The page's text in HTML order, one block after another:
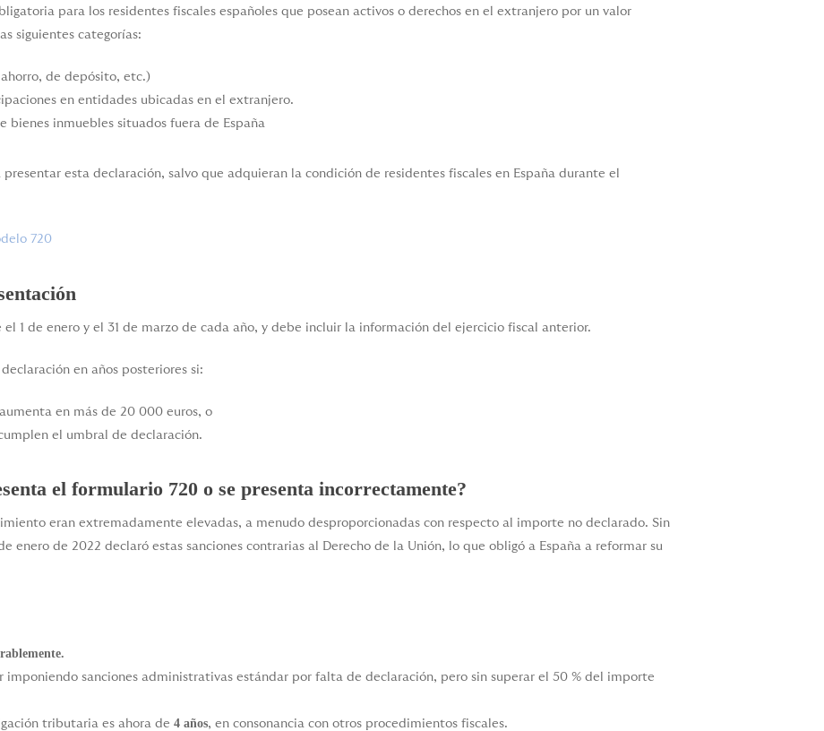
para los residentes fiscales españoles que posean activos o derechos en el extranjero por un valor
siguientes categorías:
de depósito, etc.)
en entidades ubicadas en el extranjero.
bienes inmuebles situados fuera de España
esta declaración, salvo que adquieran la condición de residentes fiscales en España durante el
720
1 de enero y el 31 de marzo de cada año, y debe incluir la información del ejercicio fiscal anterior.
en años posteriores si:
en más de 20 000 euros, o
el umbral de declaración.
el formulario 720 o se presenta incorrectamente?
eran extremadamente elevadas, a menudo desproporcionadas con respecto al importe no declarado. Sin
enero de 2022 declaró estas sanciones contrarias al Derecho de la Unión, lo que obligó a España a reformar su
imponiendo sanciones administrativas estándar por falta de declaración, pero sin superar el 50 % del importe
tributaria es ahora de 4 años, en consonancia con otros procedimientos fiscales.